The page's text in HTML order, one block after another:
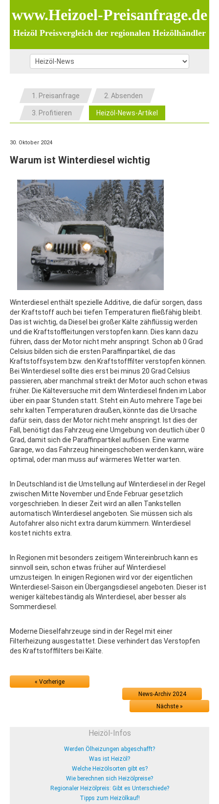
www.Heizoel-Preisanfrage.de
Heizöl Preisvergleich der regionalen Heizölhändler
1. Preisanfrage 2. Absenden
3. Profitieren Heizöl-News-Artikel
30. Oktober 2024
Warum ist Winterdiesel wichtig
Winterdiesel enthält spezielle Additive, die dafür sorgen, dass
der Kraftstoff auch bei tiefen Temperaturen fließfähig bleibt.
Das ist wichtig, da Diesel bei großer Kälte zähflüssig werden
und die Kraftstoffleitungen verstopfen kann. Dies kann dazu
führen, dass der Motor nicht mehr anspringt. Schon ab 0 Grad
Celsius bilden sich die ersten Paraffinpartikel, die das
Kraftstoffsystem bzw. den Kraftstofffilter verstopfen können.
Bei Winterdiesel sollte dies erst bei minus 20 Grad Celsius
passieren, aber manchmal streikt der Motor auch schon etwas
früher. Die Kälteversuche mit dem Winterdiesel finden im Labor
über ein paar Stunden statt. Steht ein Auto mehrere Tage bei
sehr kalten Temperaturen draußen, könnte das die Ursache
dafür sein, dass der Motor nicht mehr anspringt. Ist dies der
Fall, benötigt das Fahrzeug eine Umgebung von deutlich über 0
Grad, damit sich die Paraffinpartikel auflösen. Eine warme
Garage, wo das Fahrzeug hineingeschoben werden kann, wäre
optimal, oder man muss auf wärmeres Wetter warten.
In Deutschland ist die Umstellung auf Winterdiesel in der Regel
zwischen Mitte November und Ende Februar gesetzlich
vorgeschrieben. In dieser Zeit wird an allen Tankstellen
automatisch Winterdiesel angeboten. Sie müssen sich als
Autofahrer also nicht extra darum kümmern. Winterdiesel
kostet nichts extra.
In Regionen mit besonders zeitigem Wintereinbruch kann es
sinnvoll sein, schon etwas früher auf Winterdiesel
umzusteigen. In einigen Regionen wird vor der eigentlichen
Winterdiesel-Saison ein Übergangsdiesel angeboten. Dieser ist
weniger kältebeständig als Winterdiesel, aber besser als
Sommerdiesel.
Moderne Dieselfahrzeuge sind in der Regel mit einer
Filterheizung ausgestattet. Diese verhindert das Verstopfen
des Kraftstofffilters bei Kälte.
« Vorherige
News-Archiv 2024
Nächste »
Heizöl-Infos
Werden Ölheizungen abgeschafft?
Was ist Heizöl?
Welche Heizölsorten gibt es?
Wie berechnen sich Heizölpreise?
Regionaler Heizölpreis: Gibt es Unterschiede?
Tipps zum Heizölkauf!